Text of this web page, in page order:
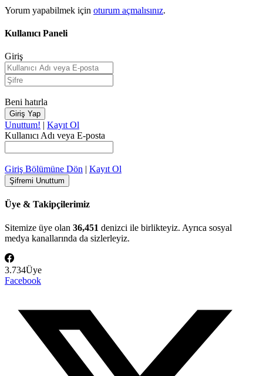
Yorum yapabilmek için oturum açmalısınız.
Kullanıcı Paneli
Giriş
Beni hatırla
Unuttum! | Kayıt Ol
Kullanıcı Adı veya E-posta
Giriş Bölümüne Dön | Kayıt Ol
Üye & Takipçilerimiz
Sitemize üye olan 36,451 denizci ile birlikteyiz. Ayrıca sosyal
medya kanallarında da sizlerleyiz.
3.734Üye
Facebook